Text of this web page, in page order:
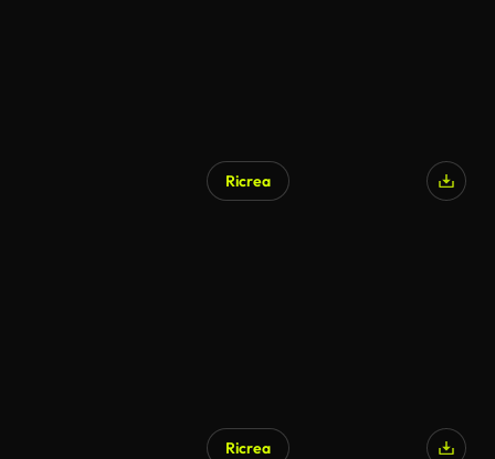
Ricrea
Ricrea